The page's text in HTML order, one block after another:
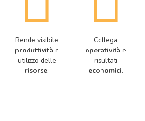
Rende visibile
produttività e
utilizzo delle
risorse.
Collega
operatività e
risultati
economici.